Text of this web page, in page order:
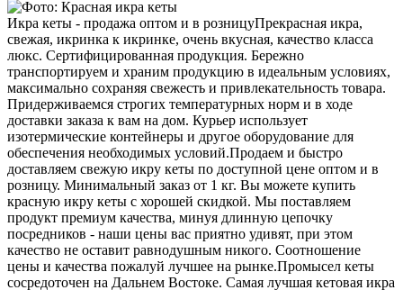
Икра кеты - продажа оптом и в розницуПрекрасная икра,
свежая, икринка к икринке, очень вкусная, качество класса
люкс. Сертифицированная продукция. Бережно
транспортируем и храним продукцию в идеальным условиях,
максимально сохраняя свежесть и привлекательность товара.
Придерживаемся строгих температурных норм и в ходе
доставки заказа к вам на дом. Курьер использует
изотермические контейнеры и другое оборудование для
обеспечения необходимых условий.Продаем и быстро
доставляем свежую икру кеты по доступной цене оптом и в
розницу. Минимальный заказ от 1 кг. Вы можете купить
красную икру кеты с хорошей скидкой. Мы поставляем
продукт премиум качества, минуя длинную цепочку
посредников - наши цены вас приятно удивят, при этом
качество не оставит равнодушным никого. Соотношение
цены и качества пожалуй лучшее на рынке.Промысел кеты
сосредоточен на Дальнем Востоке. Самая лучшая кетовая икра